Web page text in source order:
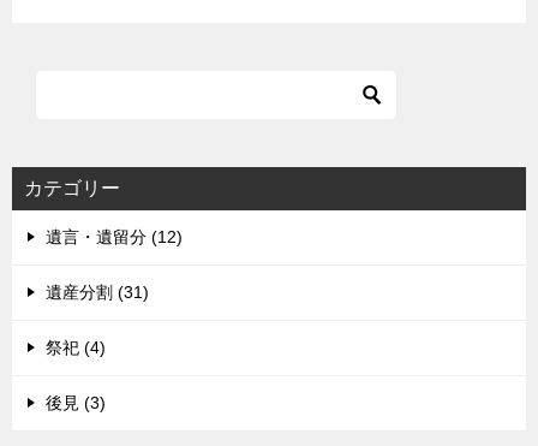
カテゴリー
遺言・遺留分 (12)
遺産分割 (31)
祭祀 (4)
後見 (3)